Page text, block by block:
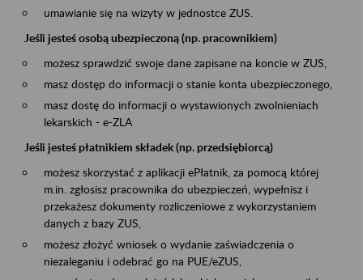
umawianie się na wizyty w jednostce ZUS.
Jeśli jesteś osobą ubezpieczoną (np. pracownikiem)
możesz sprawdzić swoje dane zapisane na koncie w ZUS,
masz dostęp do informacji o stanie konta ubezpieczonego,
masz dostę do informacji o wystawionych zwolnieniach
lekarskich - e-ZLA
Jeśli jesteś płatnikiem składek (np. przedsiębiorcą)
możesz skorzystać z aplikacji ePłatnik, za pomocą której
m.in. zgłosisz pracownika do ubezpieczeń, wypełnisz i
przekażesz dokumenty rozliczeniowe z wykorzystaniem
danych z bazy ZUS,
możesz złożyć wniosek o wydanie zaświadczenia o
niezaleganiu i odebrać go na PUE/eZUS,